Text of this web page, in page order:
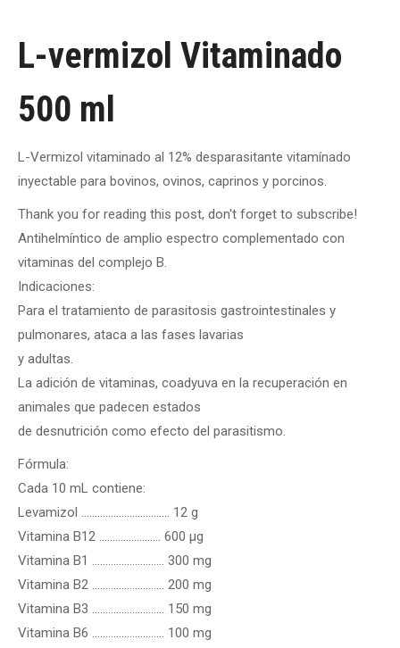
L-vermizol Vitaminado
500 ml
L-Vermizol vitaminado al 12% desparasitante vitamínado
inyectable para bovinos, ovinos, caprinos y porcinos.
Thank you for reading this post, don't forget to subscribe!
Antihelmíntico de amplio espectro complementado con
vitaminas del complejo B.
Indicaciones:
Para el tratamiento de parasitosis gastrointestinales y
pulmonares, ataca a las fases lavarias
y adultas.
La adición de vitaminas, coadyuva en la recuperación en
animales que padecen estados
de desnutrición como efecto del parasitismo.
Fórmula:
Cada 10 mL contiene:
Levamizol …………………………… 12 g
Vitamina B12 ……….….……… 600 µg
Vitamina B1 ……………………… 300 mg
Vitamina B2 ……………………… 200 mg
Vitamina B3 ……………………… 150 mg
Vitamina B6 ……………………… 100 mg